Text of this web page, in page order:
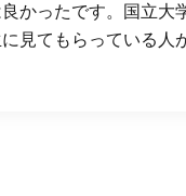
かったです。国立
見てもらっている人